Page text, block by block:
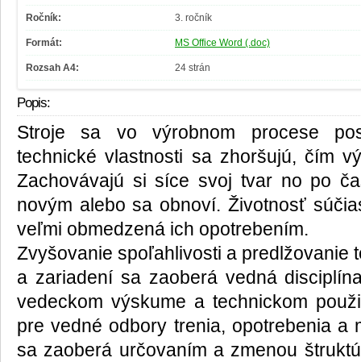
Ročník: 3. ročník
Formát: MS Office Word (.doc)
Rozsah A4: 24 strán
Popis:
Stroje sa vo výrobnom procese
technické vlastnosti sa zhoršujú, čím
Zachovávajú si síce svoj tvar no po
novým alebo sa obnoví. Životnosť
veľmi obmedzená ich opotrebením.
Zvyšovanie spoľahlivosti a predlžovanie
a zariadení sa zaoberá vedná
vedeckom výskume a technickom
pre vedné odbory trenia, opotrebenia a
sa zaoberá určovaním a zmenou